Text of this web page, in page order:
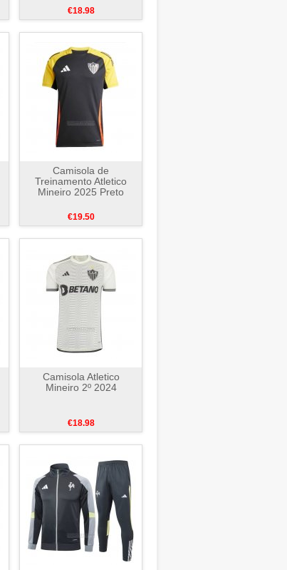
€18.98
Camisola de
Treinamento Atletico
Mineiro 2025 Preto
€19.50
Camisola Atletico
Mineiro 2º 2024
€18.98